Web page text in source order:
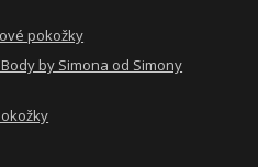
pokožky
by Simona od Simony